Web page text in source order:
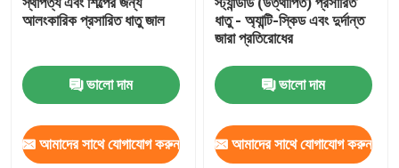
গ্যাবিয়ন ঝুড়ি
চেন লিংক বেড়া
আলংকারিক প্রসারিত ধাতু জাল
ভালো দাম
আমাদের সাথে যোগাযোগ করুন
ধাতু - অ্যান্টি-স্কিড এবং দুর্দান্ত
জারা প্রতিরোধের
ভালো দাম
আমাদের সাথে যোগাযোগ করুন